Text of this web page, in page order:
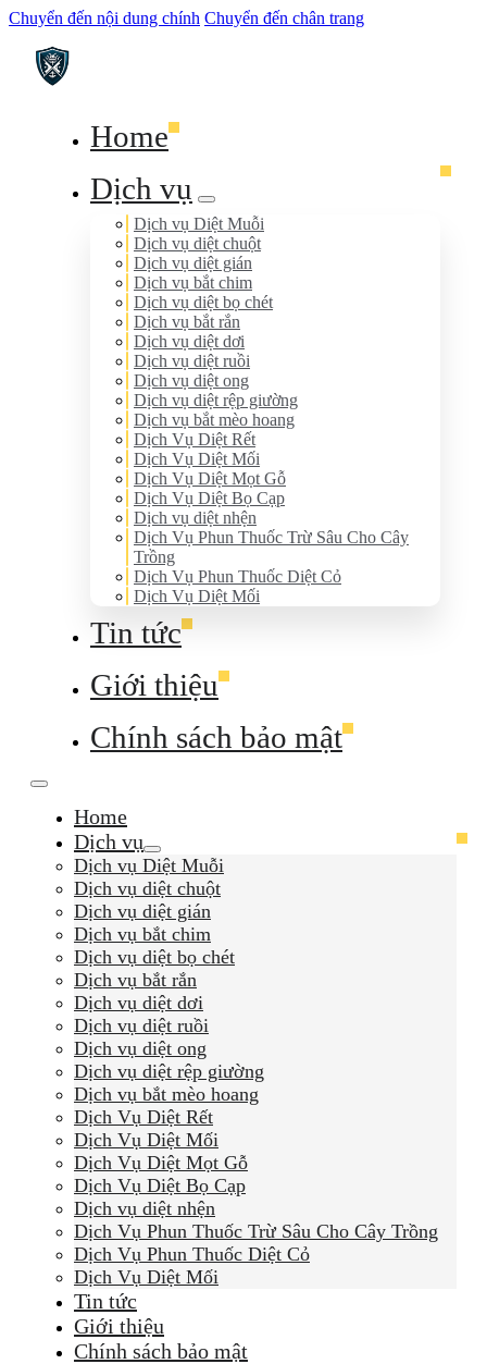
Chuyển đến nội dung chính Chuyển đến chân trang
Home
Dịch vụ
Dịch vụ Diệt Muỗi
Dịch vụ diệt chuột
Dịch vụ diệt gián
Dịch vụ bắt chim
Dịch vụ diệt bọ chét
Dịch vụ bắt rắn
Dịch vụ diệt dơi
Dịch vụ diệt ruồi
Dịch vụ diệt ong
Dịch vụ diệt rệp giường
Dịch vụ bắt mèo hoang
Dịch Vụ Diệt Rết
Dịch Vụ Diệt Mối
Dịch Vụ Diệt Mọt Gỗ
Dịch Vụ Diệt Bọ Cạp
Dịch vụ diệt nhện
Dịch Vụ Phun Thuốc Trừ Sâu Cho Cây
Trồng
Dịch Vụ Phun Thuốc Diệt Cỏ
Dịch Vụ Diệt Mối
Tin tức
Giới thiệu
Chính sách bảo mật
Home
Dịch vụ
Dịch vụ Diệt Muỗi
Dịch vụ diệt chuột
Dịch vụ diệt gián
Dịch vụ bắt chim
Dịch vụ diệt bọ chét
Dịch vụ bắt rắn
Dịch vụ diệt dơi
Dịch vụ diệt ruồi
Dịch vụ diệt ong
Dịch vụ diệt rệp giường
Dịch vụ bắt mèo hoang
Dịch Vụ Diệt Rết
Dịch Vụ Diệt Mối
Dịch Vụ Diệt Mọt Gỗ
Dịch Vụ Diệt Bọ Cạp
Dịch vụ diệt nhện
Dịch Vụ Phun Thuốc Trừ Sâu Cho Cây Trồng
Dịch Vụ Phun Thuốc Diệt Cỏ
Dịch Vụ Diệt Mối
Tin tức
Giới thiệu
Chính sách bảo mật